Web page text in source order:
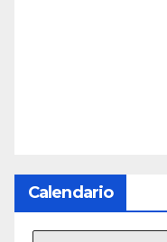
Calendario